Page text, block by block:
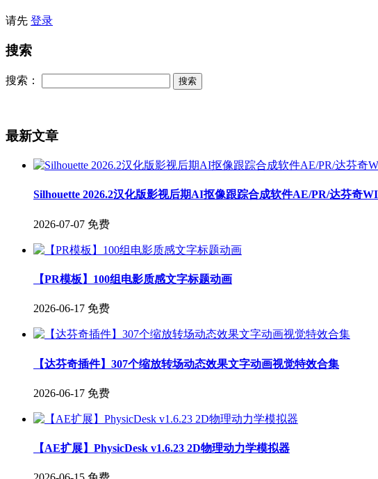
请先 登录
搜索
搜索：
最新文章
Silhouette 2026.2汉化版影视后期AI抠像跟踪合成软件AE/PR/达芬奇
2026-07-07 免费
【PR模板】100组电影质感文字标题动画
2026-06-17 免费
【达芬奇插件】307个缩放转场动态效果文字动画视觉特效合集
2026-06-17 免费
【AE扩展】PhysicDesk v1.6.23 2D物理动力学模拟器